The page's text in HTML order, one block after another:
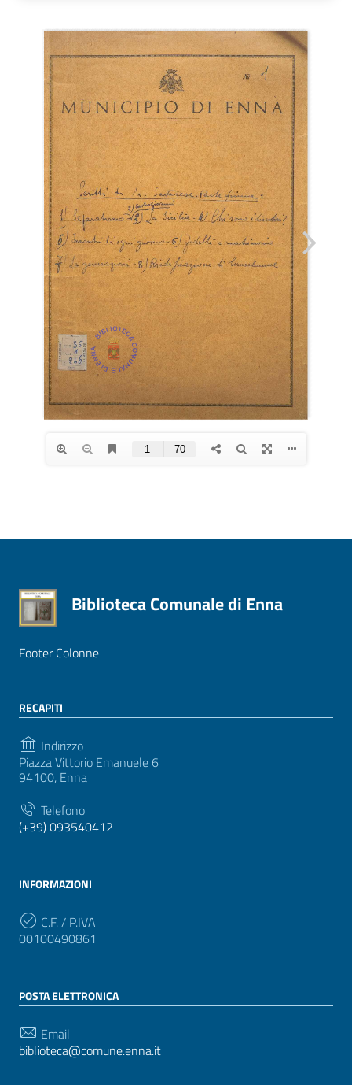
Biblioteca Comunale di Enna
Footer Colonne
RECAPITI
Indirizzo
Piazza Vittorio Emanuele 6
94100, Enna
Telefono
(+39) 093540412
INFORMAZIONI
C.F. / P.IVA
00100490861
POSTA ELETTRONICA
Email
biblioteca@comune.enna.it